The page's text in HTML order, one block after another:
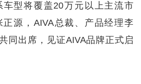
车型将覆盖20万元以上主流市
正源，AIVA总裁、产品经理李
同出席，见证AIVA品牌正式启